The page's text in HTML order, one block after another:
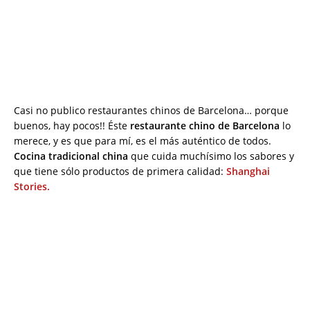
Casi no publico restaurantes chinos de Barcelona… porque
buenos, hay pocos!! Éste restaurante chino de Barcelona lo
merece, y es que para mí, es el más auténtico de todos.
Cocina tradicional china que cuida muchísimo los sabores y
que tiene sólo productos de primera calidad: Shanghai
Stories.